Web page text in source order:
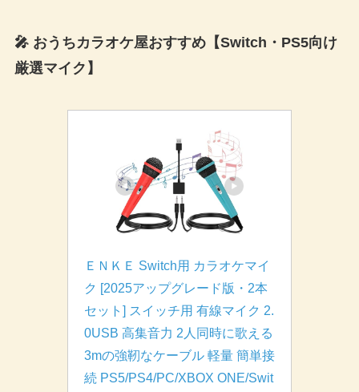
🎤 おうちカラオケ屋おすすめ【Switch・PS5向け
厳選マイク】
ＥＮＫＥ Switch用 カラオケマイ
ク [2025アップグレード版・2本
セット] スイッチ用 有線マイク 2.
0USB 高集音力 2人同時に歌える
3mの強靭なケーブル 軽量 簡単接
続 PS5/PS4/PC/XBOX ONE/Swit